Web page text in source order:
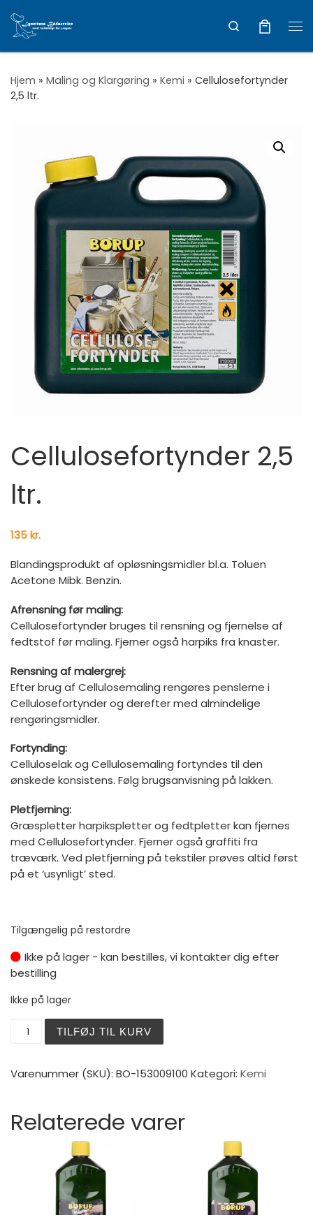
Vis hele indholdet
Search
Hjem » Maling og Klargøring » Kemi » Cellulosefortynder
2,5 ltr.
Cellulosefortynder 2,5
ltr.
135kr.
Blandingsprodukt af opløsningsmidler bl.a. Toluen
Acetone Mibk. Benzin.
Afrensning før maling:
Cellulosefortynder bruges til rensning og fjernelse af
fedtstof før maling. Fjerner også harpiks fra knaster.
Rensning af malergrej:
Efter brug af Cellulosemaling rengøres penslerne i
Cellulosefortynder og derefter med almindelige
rengøringsmidler.
Fortynding:
Celluloselak og Cellulosemaling fortyndes til den
ønskede konsistens. Følg brugsanvisning på lakken.
Pletfjerning:
Græspletter harpikspletter og fedtpletter kan fjernes
med Cellulosefortynder. Fjerner også graffiti fra
træværk. Ved pletfjerning på tekstiler prøves altid først
på et ‘usynligt’ sted.
Tilgængelig på restordre
Ikke på lager - kan bestilles, vi kontakter dig efter
bestilling
Ikke på lager
TILFØJ TIL KURV
Varenummer (SKU): BO-153009100 Kategori: Kemi
Relaterede varer